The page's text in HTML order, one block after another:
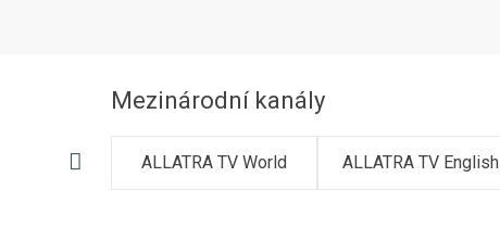
Mezinárodní kanály
Dansk /
ALLATRA TV World ALLATRA TV English